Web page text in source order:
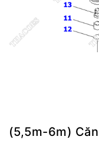
(5,5m-6m)